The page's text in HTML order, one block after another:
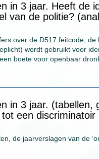
in 3 jaar. Heeft de
van de politie?
over de D517 feitcode,
wordt gebruikt voor
boete voor openbaar
in 3 jaar. (tabellen,
een
de jaarverslagen van de